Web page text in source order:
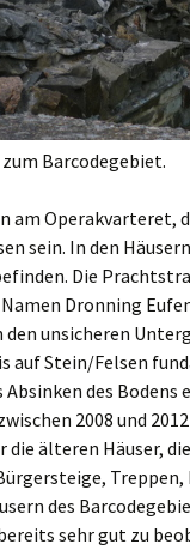
Barcodegebiet.
am Operakvarteret,
sein. In den
Die
Dronning
den unsicheren
auf Stein/Felsen
Absinken des
2008 und
die älteren Häuser,
Treppen,
des
sehr gut zu